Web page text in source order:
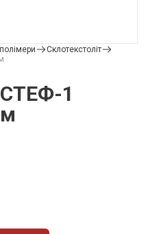
Склотекстоліт
СТЕФ-1